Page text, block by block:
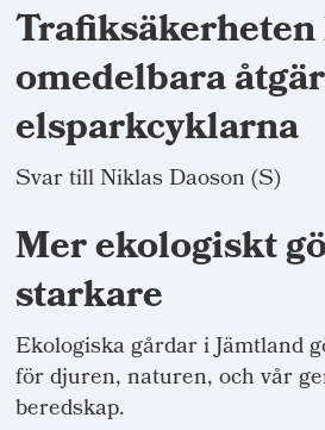
omedelbara
elsparkcyklarna
Svar till Niklas Daoson (S)
Mer ekologiskt
starkare
Ekologiska gårdar i Jämtland
för djuren, naturen, och vår
beredskap.